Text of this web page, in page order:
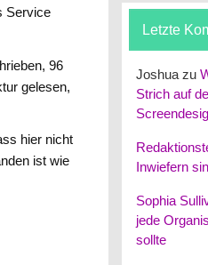
Service
96
gelesen,
hier nicht
ist wie
Letzte
Joshuazu
Strich auf
Inwiefern
Sophia
jede
sollte